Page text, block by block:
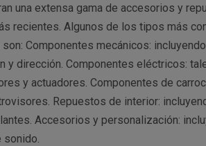
una extensa gama de accesorios y
recientes. Algunos de los tipos más
Componentes mecánicos:
y dirección. Componentes eléctricos:
y actuadores. Componentes de
Repuestos de interior:
Accesorios y personalización: